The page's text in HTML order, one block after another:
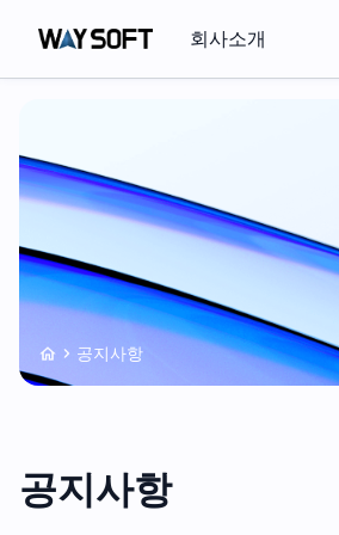
회사소개
공지사항
공지사항